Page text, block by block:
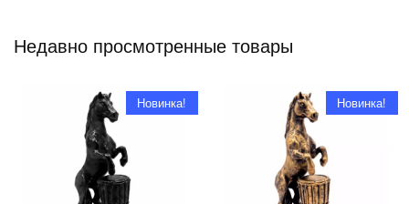
Недавно просмотренные товары
Новинка! Новинка!